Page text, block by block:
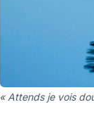
« Attends je vois